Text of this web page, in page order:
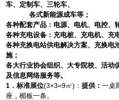
车、定制车、三轮车、
各式新能源成车等；
各种配套产品：电源、电机、电控、
各种充电设备：充电桩、充电机、充
各种充换电站供电解决方案、充换电
施；
各大行业协会组织、大专院校、活动
及信息网络服务等。
1．标准展位(3×3=9㎡)： 提供： 一桌
座，楣板一条。